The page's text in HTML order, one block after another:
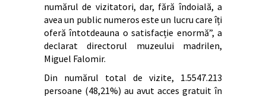
numărul de vizitatori, dar, fără îndoială, a
avea un public numeros este un lucru care îți
oferă întotdeauna o satisfacție enormă”, a
declarat directorul muzeului madrilen,
Miguel Falomir.
Din numărul total de vizite, 1.5547.213
persoane (48,21%) au avut acces gratuit în